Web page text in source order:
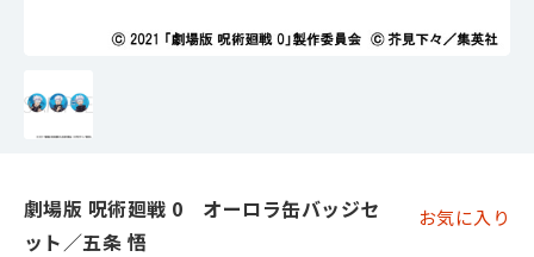
劇場版 呪術廻戦 0 オーロラ缶バッジセ
ット／五条 悟
お気に入り